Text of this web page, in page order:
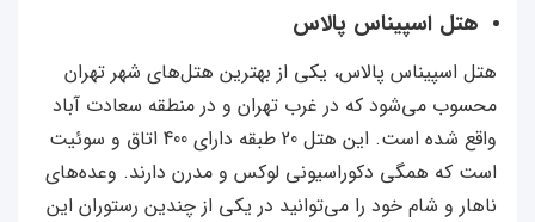
هتل اسپیناس پالاس
هتل اسپیناس پالاس، یکی از بهترین هتل‌های شهر تهران
محسوب می‌شود که در غرب تهران و در منطقه سعادت آباد
واقع شده است. این هتل 20 طبقه دارای 400 اتاق و سوئیت
است که همگی دکوراسیونی لوکس و مدرن دارند. وعده‌های
ناهار و شام خود را می‌توانید در یکی از چندین رستوران این